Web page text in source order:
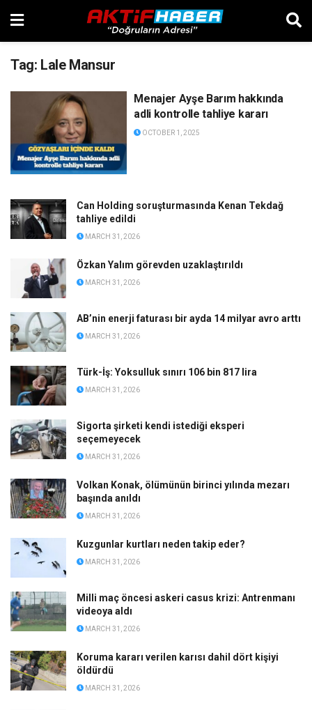
Tag: Lale Mansur
Menajer Ayşe Barım hakkında
adli kontrolle tahliye kararı
OCTOBER 1, 2025
Can Holding soruşturmasında Kenan Tekdağ
tahliye edildi
MARCH 31, 2026
Özkan Yalım görevden uzaklaştırıldı
MARCH 31, 2026
AB’nin enerji faturası bir ayda 14 milyar avro arttı
MARCH 31, 2026
Türk-İş: Yoksulluk sınırı 106 bin 817 lira
MARCH 31, 2026
Sigorta şirketi kendi istediği eksperi
seçemeyecek
MARCH 31, 2026
Volkan Konak, ölümünün birinci yılında mezarı
başında anıldı
MARCH 31, 2026
Kuzgunlar kurtları neden takip eder?
MARCH 31, 2026
Milli maç öncesi askeri casus krizi: Antrenmanı
videoya aldı
MARCH 31, 2026
Koruma kararı verilen karısı dahil dört kişiyi
öldürdü
MARCH 31, 2026